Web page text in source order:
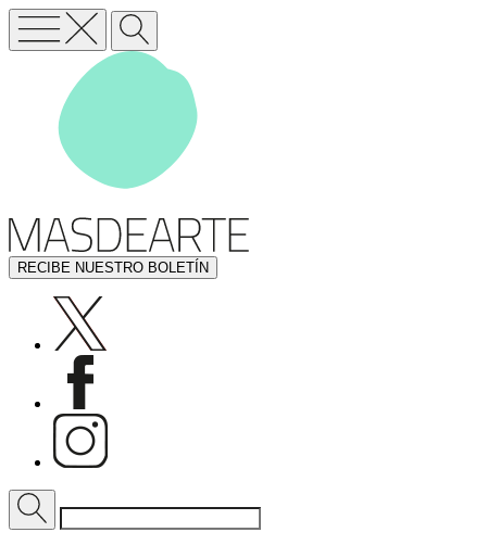
RECIBE NUESTRO BOLETÍN